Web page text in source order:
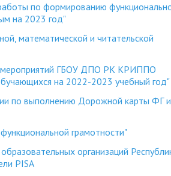
по формированию
на 2023 год"
математической и читательской
ГБОУ ДПО РК КРИППО
на 2022-2023 учебный год"
по выполнению Дорожной карты ФГ и
грамотности"
организаций
PISA